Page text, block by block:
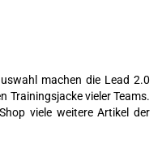
machen die Lead 2.0
Trainingsjacke vieler Teams.
viele weitere Artikel der